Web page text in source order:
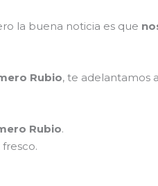
la buena noticia es que
Rubio, te adelantamos
Rubio.